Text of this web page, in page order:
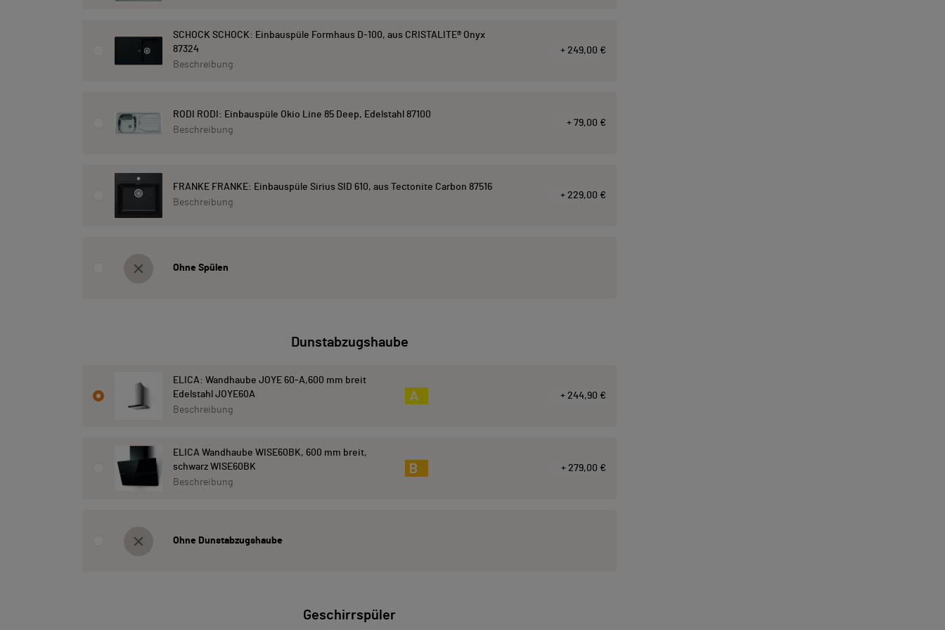
SCHOCK SCHOCK: Einbauspüle Formhaus D-100, aus CRISTALITE® Onyx
87324
Beschreibung
+ 249,00 €
RODI RODI: Einbauspüle Okio Line 85 Deep, Edelstahl 87100
Beschreibung
+ 79,00 €
FRANKE FRANKE: Einbauspüle Sirius SID 610, aus Tectonite Carbon 87516
Beschreibung
+ 229,00 €
Ohne Spülen
Dunstabzugshaube
ELICA: Wandhaube JOYE 60-A,600 mm breit
Edelstahl JOYE60A
Beschreibung
A + 244,90 €
ELICA Wandhaube WISE60BK, 600 mm breit,
schwarz WISE60BK
Beschreibung
B + 279,00 €
Ohne Dunstabzugshaube
Geschirrspüler